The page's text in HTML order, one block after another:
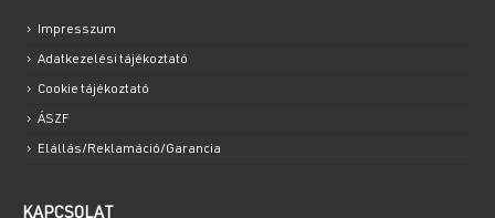
Impresszum
Adatkezelési tájékoztató
Cookie tájékoztató
ÁSZF
Elállás/Reklamáció/Garancia
KAPCSOLAT